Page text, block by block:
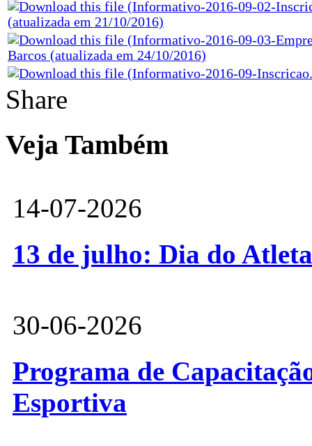
(atualizada em 21/10/2016)
Barcos (atualizada em 24/10/2016)
Share
Veja Também
14-07-2026
13 de julho: Dia do
30-06-2026
Programa de
Esportiva